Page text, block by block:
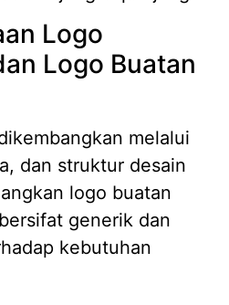
Logo
Logo Buatan
melalui
dan struktur desain
logo buatan
generik dan
kebutuhan